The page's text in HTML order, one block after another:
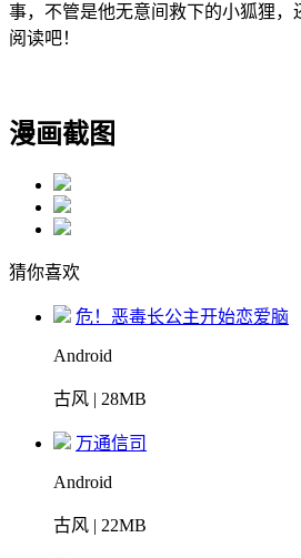
事，不管是他无意间救下的小狐狸
阅读吧！
漫画截图
猜你喜欢
危！恶毒长公主开始恋爱脑
Android
古风 | 28MB
万通信司
Android
古风 | 22MB